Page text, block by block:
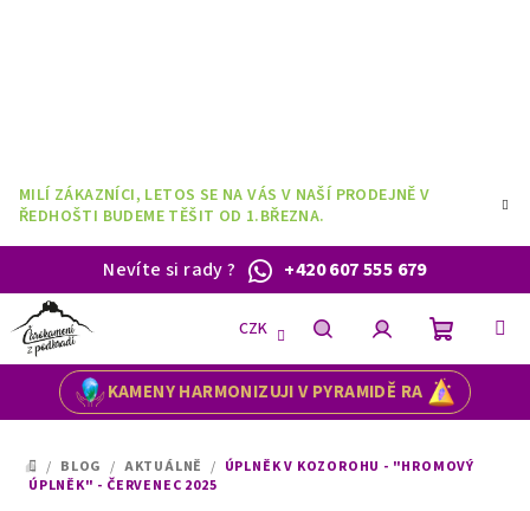
MILÍ ZÁKAZNÍCI, LETOS SE NA VÁS V NAŠÍ PRODEJNĚ V
ŘEDHOŠTI BUDEME TĚŠIT OD 1.BŘEZNA.
Nevíte si rady? +420 607 555 679
KAMENY HARMONIZUJI V PYRAMIDĚ RA
CZK
HledatPřihlášeníNákupní
DOMŮ
/ BLOG / AKTUÁLNĚ / ÚPLNĚK V KOZOROHU - "HROMOVÝ
ÚPLNĚK" - ČERVENEC 2025